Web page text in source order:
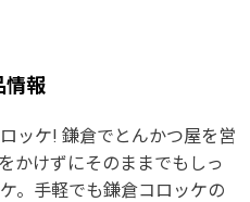
情報
ッケ! 鎌倉でとんかつ屋を営
かけずにそのままでもしっ
。手軽でも鎌倉コロッケの